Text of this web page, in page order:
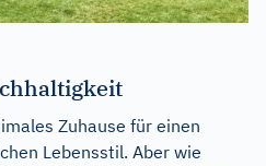
Zuhause für einen
Lebensstil. Aber wie